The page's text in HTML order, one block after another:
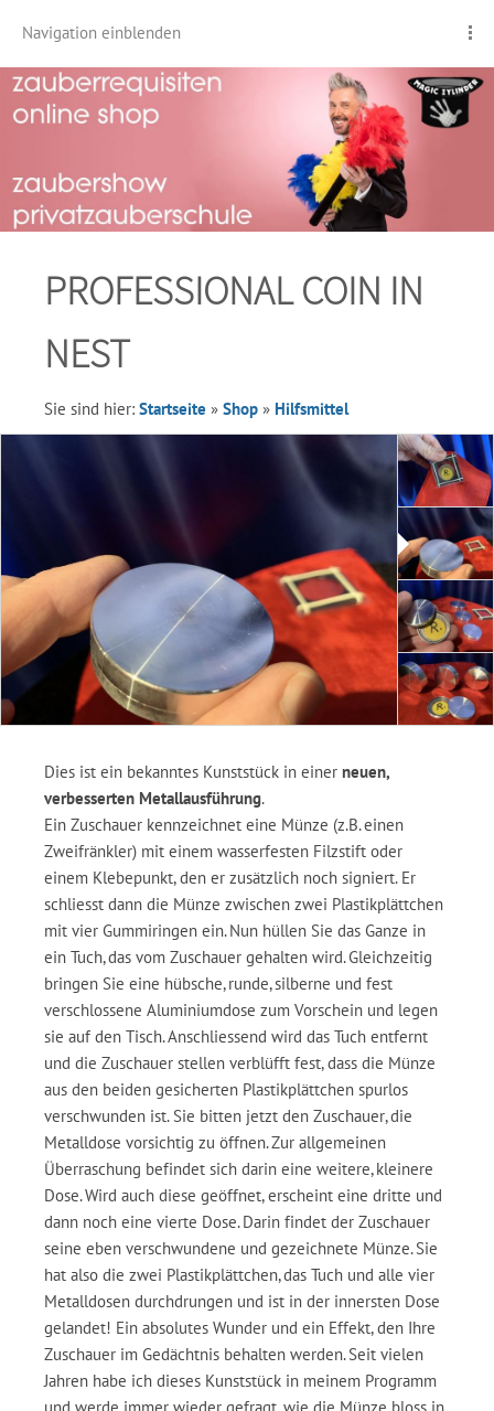
Navigation einblenden
PROFESSIONAL COIN IN
NEST
Sie sind hier: Startseite » Shop » Hilfsmittel
Dies ist ein bekanntes Kunststück in einer neuen,
verbesserten Metallausführung.
Ein Zuschauer kennzeichnet eine Münze (z.B. einen
Zweifränkler) mit einem wasserfesten Filzstift oder
einem Klebepunkt, den er zusätzlich noch signiert. Er
schliesst dann die Münze zwischen zwei Plastikplättchen
mit vier Gummiringen ein. Nun hüllen Sie das Ganze in
ein Tuch, das vom Zuschauer gehalten wird. Gleichzeitig
bringen Sie eine hübsche, runde, silberne und fest
verschlossene Aluminiumdose zum Vorschein und legen
sie auf den Tisch. Anschliessend wird das Tuch entfernt
und die Zuschauer stellen verblüfft fest, dass die Münze
aus den beiden gesicherten Plastikplättchen spurlos
verschwunden ist. Sie bitten jetzt den Zuschauer, die
Metalldose vorsichtig zu öffnen. Zur allgemeinen
Überraschung befindet sich darin eine weitere, kleinere
Dose. Wird auch diese geöffnet, erscheint eine dritte und
dann noch eine vierte Dose. Darin findet der Zuschauer
seine eben verschwundene und gezeichnete Münze. Sie
hat also die zwei Plastikplättchen, das Tuch und alle vier
Metalldosen durchdrungen und ist in der innersten Dose
gelandet! Ein absolutes Wunder und ein Effekt, den Ihre
Zuschauer im Gedächtnis behalten werden. Seit vielen
Jahren habe ich dieses Kunststück in meinem Programm